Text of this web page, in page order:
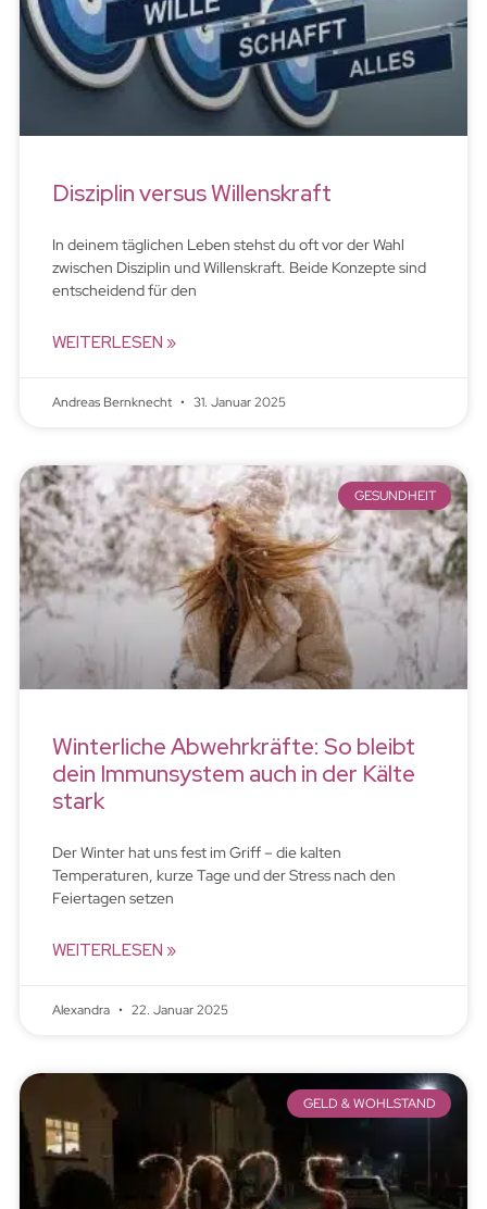
Disziplin versus Willenskraft
In deinem täglichen Leben stehst du oft vor der Wahl
zwischen Disziplin und Willenskraft. Beide Konzepte sind
entscheidend für den
WEITERLESEN »
Andreas Bernknecht 31. Januar 2025
GESUNDHEIT
Winterliche Abwehrkräfte: So bleibt
dein Immunsystem auch in der Kälte
stark
Der Winter hat uns fest im Griff – die kalten
Temperaturen, kurze Tage und der Stress nach den
Feiertagen setzen
WEITERLESEN »
Alexandra 22. Januar 2025
GELD & WOHLSTAND